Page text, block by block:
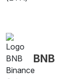
BNB